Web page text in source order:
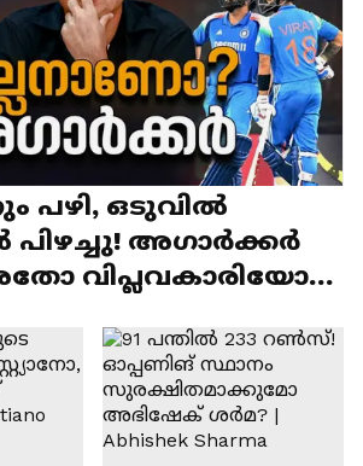
പഴി, ഒടുവില്‍
പിഴച്ചു! അഗാര്‍ക്കർ
വിപ്ലവകാരിയോ? |